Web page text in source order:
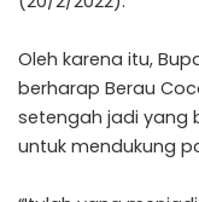
Oleh karena itu,
berharap Berau
setengah jadi yang
untuk mendukung